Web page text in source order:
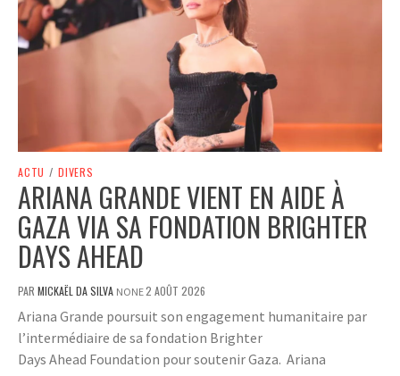
ACTU / DIVERS
ARIANA GRANDE VIENT EN AIDE À
GAZA VIA SA FONDATION BRIGHTER
DAYS AHEAD
PAR MICKAËL DA SILVA NONE2 AOÛT 2026
Ariana Grande poursuit son engagement humanitaire par
l’intermédiaire de sa fondation Brighter
Days Ahead Foundation pour soutenir Gaza. Ariana